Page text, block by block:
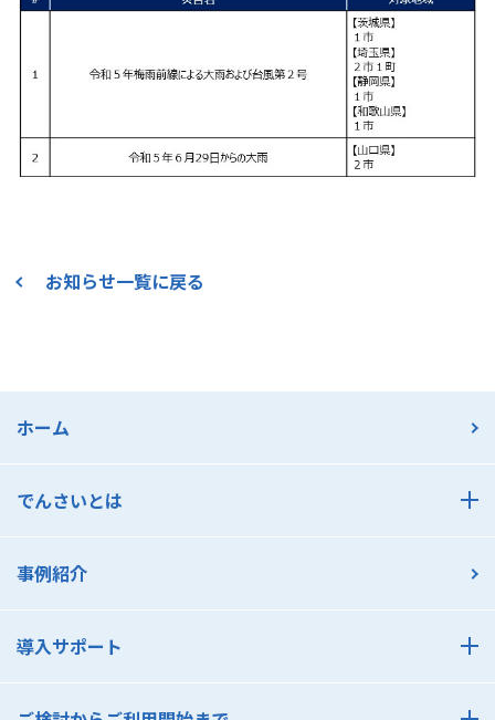
お知らせ一覧に戻る
ホーム
でんさいとは
でんさいとは
でんさいのメリット 支払利用編
でんさいコスト診断
事例紹介
導入サポート
導入サポート